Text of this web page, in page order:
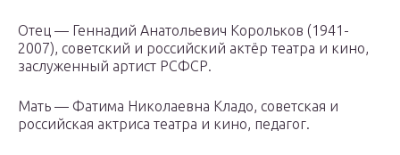
Отец — Геннадий Анатольевич Корольков (1941-
2007), советский и российский актёр театра и кино,
заслуженный артист РСФСР.
Мать — Фатима Николаевна Кладо, советская и
российская актриса театра и кино, педагог.